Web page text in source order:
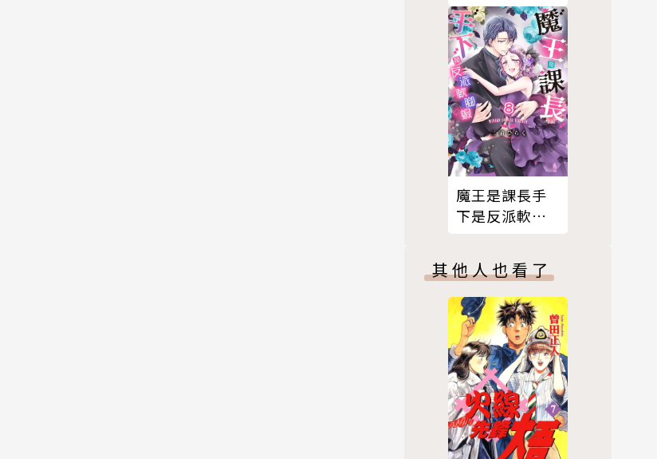
魔王是課長手
下是反派軟腳
其他人也看了